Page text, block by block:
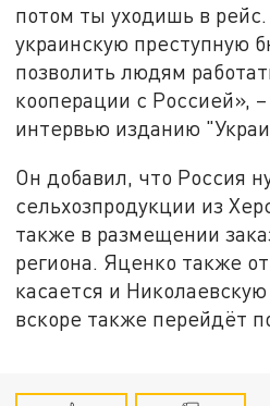
потом ты уходишь в
украинскую преступную
позволить людям
кооперации с Россией»,
интервью изданию
Он добавил, что Россия
сельхозпродукции из
также в размещении
региона. Яценко также
касается и
вскоре также перейдёт